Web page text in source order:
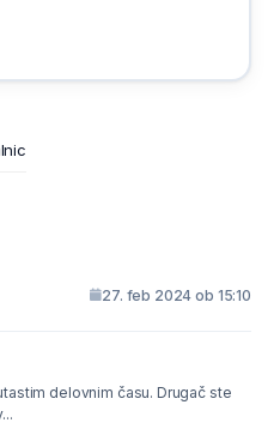
27. feb 2024 ob 15:10
delovnim času. Drugač ste